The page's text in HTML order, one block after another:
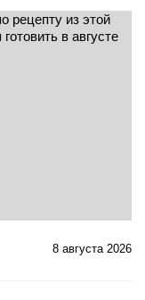
8 августа 2026